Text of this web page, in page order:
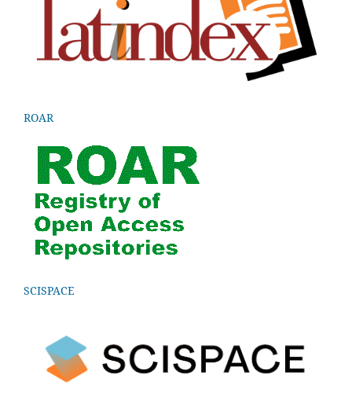
ROAR
SCISPACE